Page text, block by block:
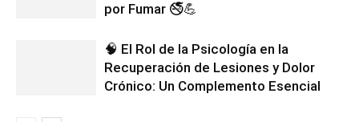
por Fumar 🚭💪
🧠 El Rol de la Psicología en la
Recuperación de Lesiones y Dolor
Crónico: Un Complemento Esencial